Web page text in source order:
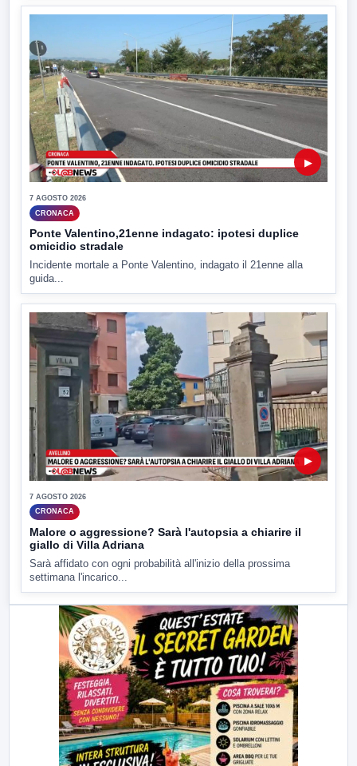
▶
7 AGOSTO 2026
CRONACA
Ponte Valentino,21enne indagato: ipotesi duplice
omicidio stradale
Incidente mortale a Ponte Valentino, indagato il 21enne alla
guida...
▶
7 AGOSTO 2026
CRONACA
Malore o aggressione? Sarà l'autopsia a chiarire il
giallo di Villa Adriana
Sarà affidato con ogni probabilità all'inizio della prossima
settimana l'incarico...